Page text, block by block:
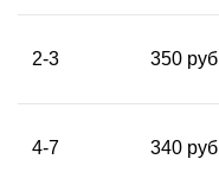
2-3 350 руб
4-7 340 руб